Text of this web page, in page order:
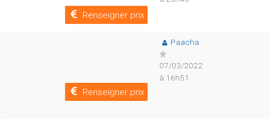
Renseigner prix
Renseigner prix
Paacha
07/03/2022
à 16h51